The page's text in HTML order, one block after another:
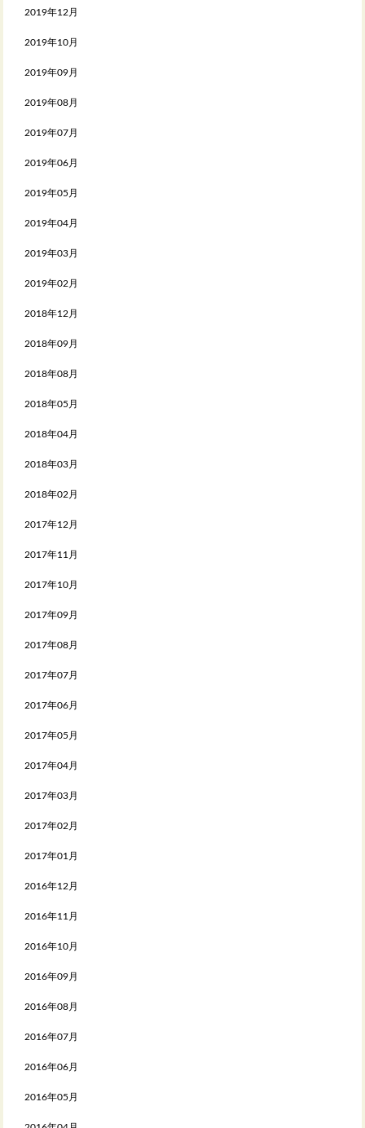
2019年12月
2019年10月
2019年09月
2019年08月
2019年07月
2019年06月
2019年05月
2019年04月
2019年03月
2019年02月
2018年12月
2018年09月
2018年08月
2018年05月
2018年04月
2018年03月
2018年02月
2017年12月
2017年11月
2017年10月
2017年09月
2017年08月
2017年07月
2017年06月
2017年05月
2017年04月
2017年03月
2017年02月
2017年01月
2016年12月
2016年11月
2016年10月
2016年09月
2016年08月
2016年07月
2016年06月
2016年05月